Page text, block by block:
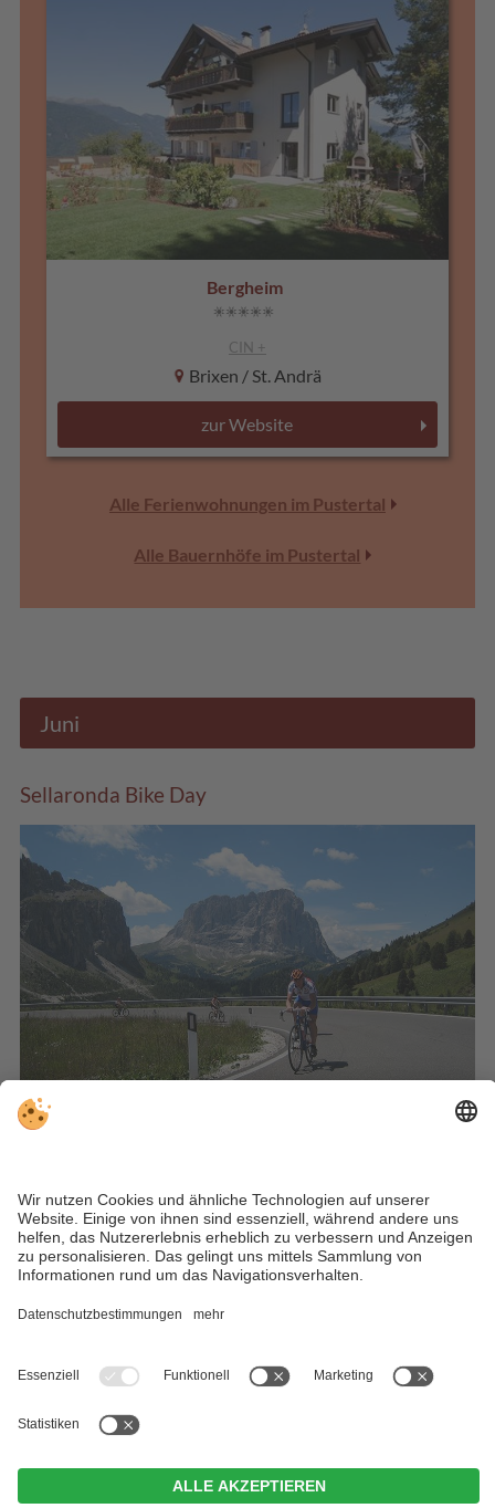
Bergheim
CIN +
Brixen / St. Andrä
zur Website
Alle Ferienwohnungen im Pustertal
Alle Bauernhöfe im Pustertal
Juni
Sellaronda Bike Day
Zweimal im Jahr werden die Dolomitenpässe rund um den
Sellastock für den Autoverkehr gesperrt — dann genießen
Radfahrer die 53 km lange Strecke über Sellajoch, Grödner
Joch, Pordoijoch und Campolongopass. Start auch ab
Corvara.
Alta Pusteria International Choir Festival